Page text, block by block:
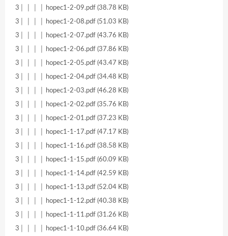
3│ │ │ │ hopec1-2-09.pdf (38.78 KB)
3│ │ │ │ hopec1-2-08.pdf (51.03 KB)
3│ │ │ │ hopec1-2-07.pdf (43.76 KB)
3│ │ │ │ hopec1-2-06.pdf (37.86 KB)
3│ │ │ │ hopec1-2-05.pdf (43.47 KB)
3│ │ │ │ hopec1-2-04.pdf (34.48 KB)
3│ │ │ │ hopec1-2-03.pdf (46.28 KB)
3│ │ │ │ hopec1-2-02.pdf (35.76 KB)
3│ │ │ │ hopec1-2-01.pdf (37.23 KB)
3│ │ │ │ hopec1-1-17.pdf (47.17 KB)
3│ │ │ │ hopec1-1-16.pdf (38.58 KB)
3│ │ │ │ hopec1-1-15.pdf (60.09 KB)
3│ │ │ │ hopec1-1-14.pdf (42.59 KB)
3│ │ │ │ hopec1-1-13.pdf (52.04 KB)
3│ │ │ │ hopec1-1-12.pdf (40.38 KB)
3│ │ │ │ hopec1-1-11.pdf (31.26 KB)
3│ │ │ │ hopec1-1-10.pdf (36.64 KB)